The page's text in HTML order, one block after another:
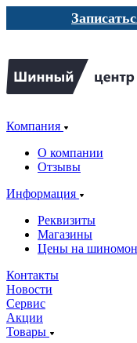
Компания
О компании
Отзывы
Информация
Реквизиты
Магазины
Цены на
Контакты
Новости
Сервис
Акции
Товары